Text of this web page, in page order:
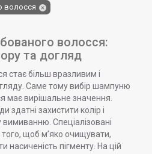
волосся
волосся:
та догляд
стає більш вразливим і
Саме тому вибір шампуню
має вирішальне значення.
здатні захистити колір і
Спеціалізовані
щоб м’яко очищувати,
насиченість пігменту. На цій